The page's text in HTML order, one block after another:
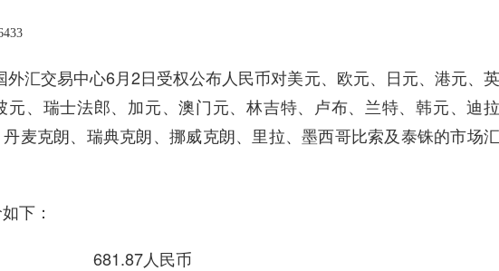
汇交易中心6月2日受权公布人民币对美元、欧元、日元、港元、英
、瑞士法郎、加元、澳门元、林吉特、卢布、兰特、韩元、迪拉
麦克朗、瑞典克朗、挪威克朗、里拉、墨西哥比索及泰铢的市场汇
下：
人民币